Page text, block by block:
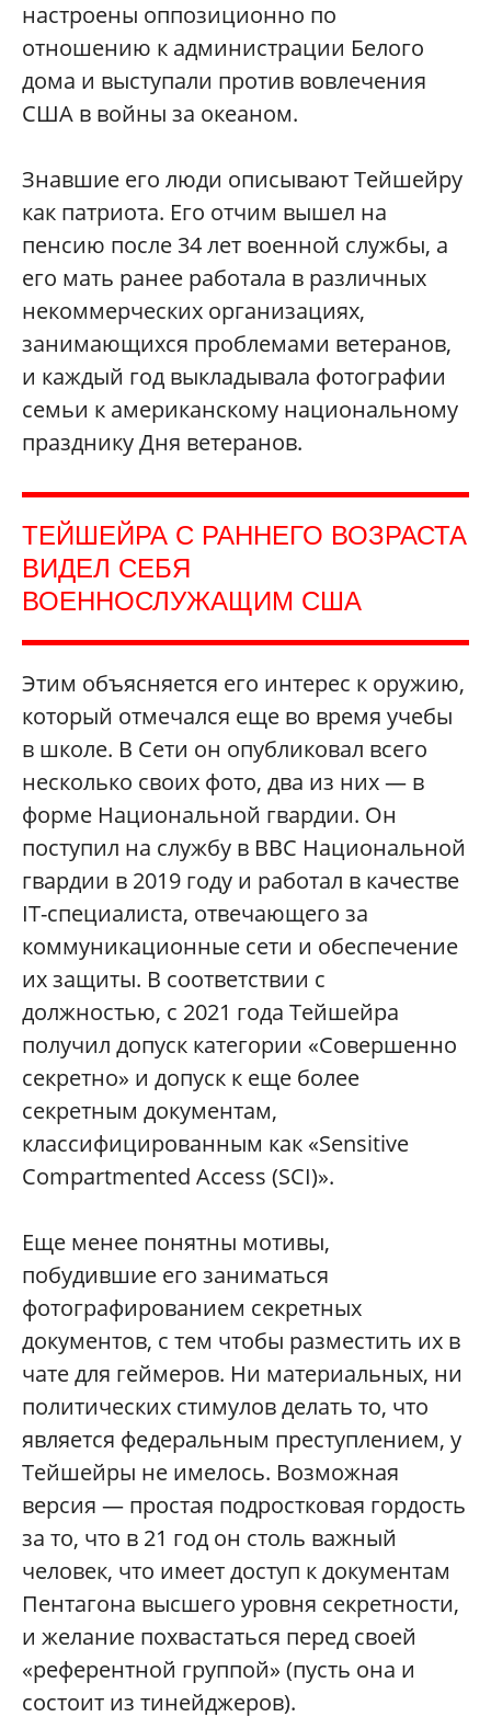
настроены оппозиционно по
отношению к администрации Белого
дома и выступали против вовлечения
США в войны за океаном.
Знавшие его люди описывают Тейшейру
как патриота. Его отчим вышел на
пенсию после 34 лет военной службы, а
его мать ранее работала в различных
некоммерческих организациях,
занимающихся проблемами ветеранов,
и каждый год выкладывала фотографии
семьи к американскому национальному
празднику Дня ветеранов.
ТЕЙШЕЙРА С РАННЕГО ВОЗРАСТА
ВИДЕЛ СЕБЯ
ВОЕННОСЛУЖАЩИМ США
Этим объясняется его интерес к оружию,
который отмечался еще во время учебы
в школе. В Сети он опубликовал всего
несколько своих фото, два из них — в
форме Национальной гвардии. Он
поступил на службу в ВВС Национальной
гвардии в 2019 году и работал в качестве
IT-специалиста, отвечающего за
коммуникационные сети и обеспечение
их защиты. В соответствии с
должностью, с 2021 года Тейшейра
получил допуск категории «Совершенно
секретно» и допуск к еще более
секретным документам,
классифицированным как «Sensitive
Compartmented Access (SCI)».
Еще менее понятны мотивы,
побудившие его заниматься
фотографированием секретных
документов, с тем чтобы разместить их в
чате для геймеров. Ни материальных, ни
политических стимулов делать то, что
является федеральным преступлением, у
Тейшейры не имелось. Возможная
версия — простая подростковая гордость
за то, что в 21 год он столь важный
человек, что имеет доступ к документам
Пентагона высшего уровня секретности,
и желание похвастаться перед своей
«референтной группой» (пусть она и
состоит из тинейджеров).